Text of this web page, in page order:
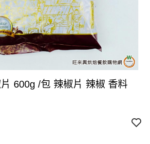
600g /包 辣椒片 辣椒 香料